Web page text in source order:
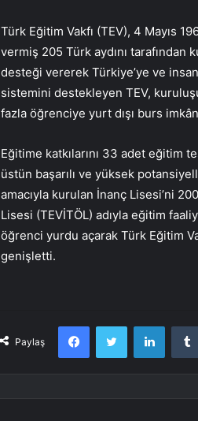
Türk Eğitim Vakfı (TEV), 4 Mayıs
vermiş 205 Türk aydını tarafından
desteği vererek Türkiye’ye ve
sistemini destekleyen TEV,
fazla öğrenciye yurt dışı burs
Eğitime katkılarını 33 adet eğitim
üstün başarılı ve yüksek
amacıyla kurulan İnanç Lisesi’ni
Lisesi (TEVİTÖL) adıyla eğitim
öğrenci yurdu açarak Türk Eğitim
genişletti.
Paylaş
FacebookTwitter